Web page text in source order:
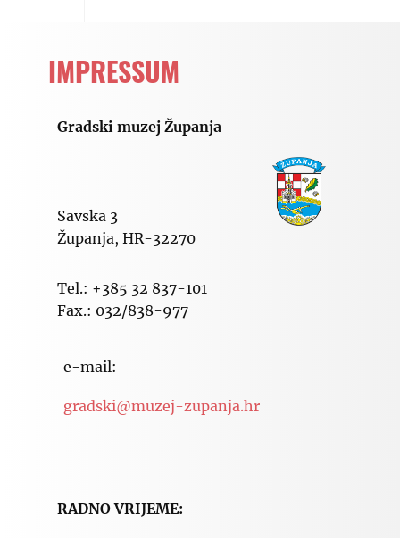
IMPRESSUM
Gradski muzej Županja
Savska 3
Županja, HR-32270
Tel.: +385 32 837-101
Fax.: 032/838-977
e-mail:
gradski@muzej-zupanja.hr
RADNO VRIJEME: